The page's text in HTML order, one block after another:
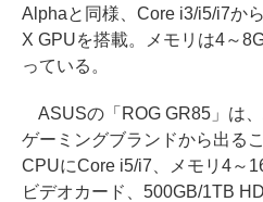
Alphaと同様、Core i3/i5/i7か
X GPUを搭載。メモリは4～
っている。
ASUSの「ROG GR85」は
ゲーミングブランドから出る
CPUにCore i5/i7、メモリ4～
ビデオカード、500GB/1TB